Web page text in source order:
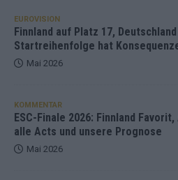
EUROVISION
Finnland auf Platz 17,
Startreihenfolge hat
Mai 2026
KOMMENTAR
ESC-Finale 2026: Finnland
alle Acts und unsere Prognose
Mai 2026